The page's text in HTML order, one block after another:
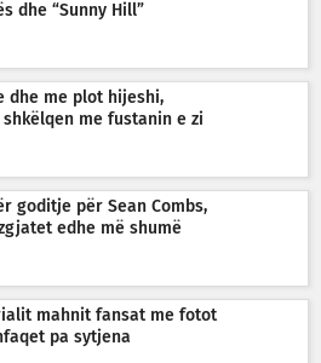
dhe “Sunny Hill”
dhe me plot hijeshi,
shkëlqen me fustanin e zi
goditje për Sean Combs,
edhe më shumë
mahnit fansat me fotot
pa sytjena